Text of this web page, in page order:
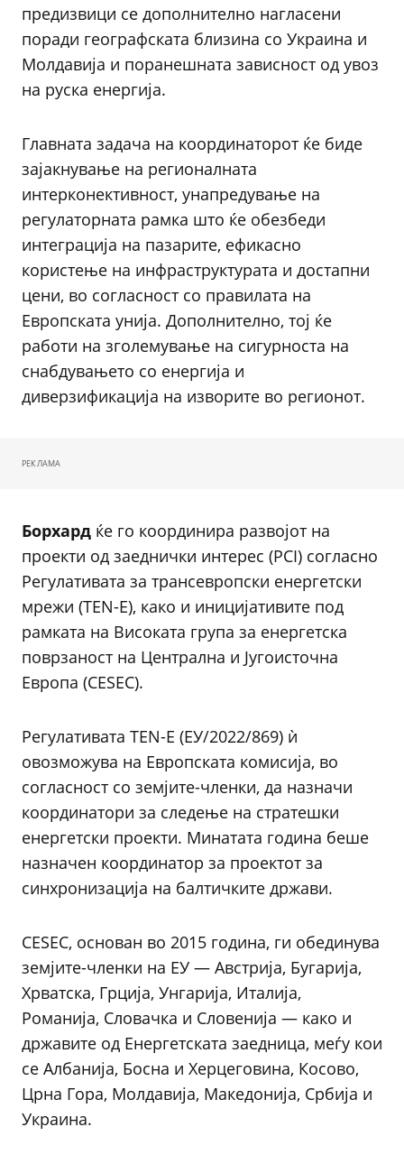
предизвици се дополнително нагласени
поради географската близина со Украина и
Молдавија и поранешната зависност од увоз
на руска енергија.
Главната задача на координаторот ќе биде
зајакнување на регионалната
интерконективност, унапредување на
регулаторната рамка што ќе обезбеди
интеграција на пазарите, ефикасно
користење на инфраструктурата и достапни
цени, во согласност со правилата на
Европската унија. Дополнително, тој ќе
работи на зголемување на сигурноста на
снабдувањето со енергија и
диверзификација на изворите во регионот.
РЕКЛАМА
Борхард ќе го координира развојот на
проекти од заеднички интерес (PCI) согласно
Регулативата за трансевропски енергетски
мрежи (TEN-E), како и иницијативите под
рамката на Високата група за енергетска
поврзаност на Централна и Југоисточна
Европа (CESEC).
Регулативата TEN-E (ЕУ/2022/869) ѝ
овозможува на Европската комисија, во
согласност со земјите-членки, да назначи
координатори за следење на стратешки
енергетски проекти. Минатата година беше
назначен координатор за проектот за
синхронизација на балтичките држави.
CESEC, основан во 2015 година, ги обединува
земјите-членки на ЕУ — Австрија, Бугарија,
Хрватска, Грција, Унгарија, Италија,
Романија, Словачка и Словенија — како и
државите од Енергетската заедница, меѓу кои
се Албанија, Босна и Херцеговина, Косово,
Црна Гора, Молдавија, Македонија, Србија и
Украина.